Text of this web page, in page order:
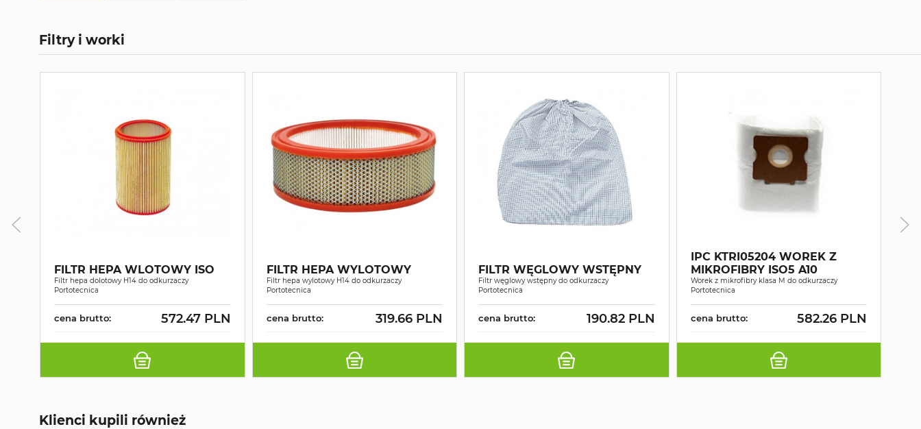
Filtry i worki
FILTR HEPA WLOTOWY ISO
Filtr hepa dolotowy H14 do odkurzaczy
Portotecnica
cena brutto: 572.47 PLN
FILTR HEPA WYLOTOWY
Filtr hepa wylotowy H14 do odkurzaczy
Portotecnica
cena brutto: 319.66 PLN
FILTR WĘGLOWY WSTĘPNY
Filtr węglowy wstępny do odkurzaczy
Portotecnica
cena brutto: 190.82 PLN
IPC KTRI05204 WOREK Z
MIKROFIBRY ISO5 A10
Worek z mikrofibry klasa M do odkurzaczy
Portotecnica
cena brutto: 582.26 PLN
Klienci kupili również